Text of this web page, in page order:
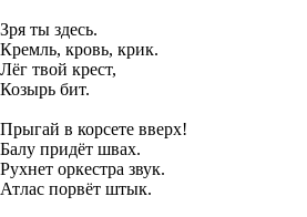
Зря ты здесь.
Кремль, кровь, крик.
Лёг твой крест,
Козырь бит.
Прыгай в корсете вверх!
Балу придёт швах.
Рухнет оркестра звук.
Атлас порвёт штык.